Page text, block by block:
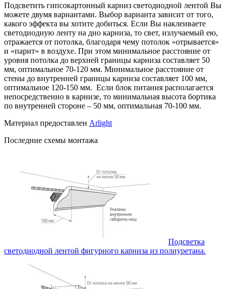
Подсветить гипсокартонный карниз светодиодной лентой Вы
можете двумя вариантами. Выбор варианта зависит от того,
какого эффекта вы хотите добиться. Если Вы наклеиваете
светодиодную ленту на дно карниза, то свет, излучаемый ею,
отражается от потолка, благодаря чему потолок «отрывается»
и «парит» в воздухе. При этом минимальное расстояние от
уровня потолка до верхней границы карниза составляет 50
мм, оптимальное 70-120 мм. Минимальное расстояние от
стены до внутренней границы карниза составляет 100 мм,
оптимальное 120-150 мм. Если блок питания располагается
непосредственно в карнизе, то минимальная высота бортика
по внутренней стороне – 50 мм, оптимальная 70-100 мм.
Материал предоставлен Arlight
Последние схемы монтажа
Подсветка
светодиодной лентой фигурного карниза из полиуретана.